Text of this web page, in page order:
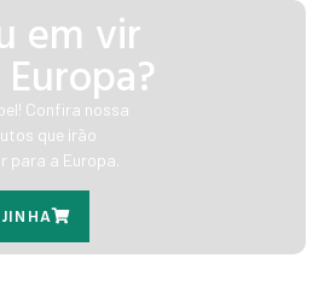
em vir
Confira nossa
que irão
para a Europa.